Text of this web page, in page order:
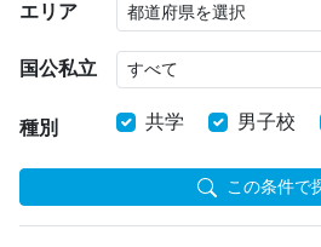
エリア
国公私立
種別 共学 男子校
この条件で